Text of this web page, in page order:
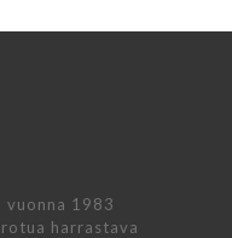
vuonna 1983
harrastava